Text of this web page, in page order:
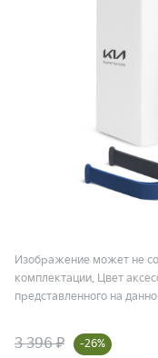
Изображение может не
комплектации. Цвет
представленного на
3 396 ₽ -26%